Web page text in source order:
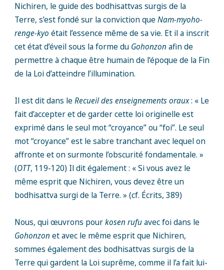
Nichiren, le guide des bodhisattvas surgis de la
Terre, s’est fondé sur la conviction que Nam-myoho-
renge-kyo était l’essence même de sa vie. Et il a inscrit
cet état d’éveil sous la forme du Gohonzon afin de
permettre à chaque être humain de l’époque de la Fin
de la Loi d’atteindre l’illumination.
Il est dit dans le Recueil des enseignements oraux: « Le
fait d’accepter et de garder cette loi originelle est
exprimé dans le seul mot “croyance” ou “foi”. Le seul
mot “croyance” est le sabre tranchant avec lequel on
affronte et on surmonte l’obscurité fondamentale. »
(OTT, 119-120) Il dit également : « Si vous avez le
même esprit que Nichiren, vous devez être un
bodhisattva surgi de la Terre. » (cf. Écrits, 389)
Nous, qui œuvrons pourkosen rufuavec foi dans le
Gohonzon et avec le même esprit que Nichiren,
sommes également des bodhisattvas surgis de la
Terre qui gardent la Loi suprême, comme il l’a fait lui-